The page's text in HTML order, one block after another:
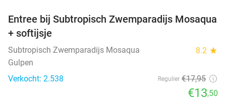
25%
Entree bij Subtropisch Zwemparadijs Mosaqua
+ softijsje
Subtropisch Zwemparadijs Mosaqua 8.2 star
Gulpen
Verkocht: 2.538
Regulier €17,95
€13,50